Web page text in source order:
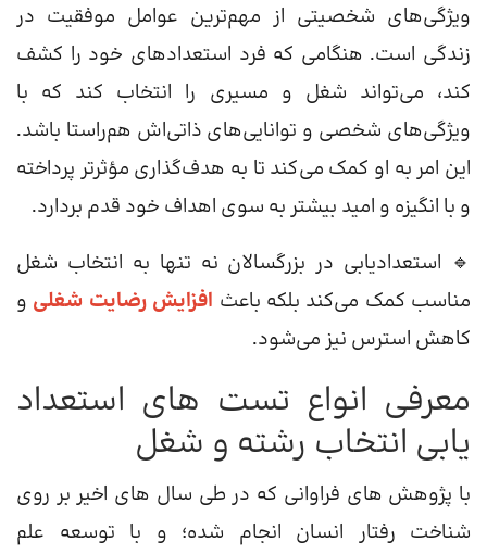
ویژگی‌های شخصیتی از مهم‌ترین عوامل موفقیت در
زندگی است. هنگامی که فرد استعدادهای خود را کشف
کند، می‌تواند شغل و مسیری را انتخاب کند که با
ویژگی‌های شخصی و توانایی‌های ذاتی‌اش هم‌راستا باشد.
این امر به او کمک می‌کند تا به هدف‌گذاری مؤثرتر پرداخته
و با انگیزه و امید بیشتر به سوی اهداف خود قدم بردارد.
🔹 استعدادیابی در بزرگسالان نه تنها به انتخاب شغل
مناسب کمک می‌کند بلکه باعث افزایش رضایت شغلی و
کاهش استرس نیز می‌شود.
معرفی انواع تست های استعداد
یابی انتخاب رشته و شغل
با پژوهش های فراوانی که در طی سال های اخیر بر روی
شناخت رفتار انسان انجام شده؛ و با توسعه علم